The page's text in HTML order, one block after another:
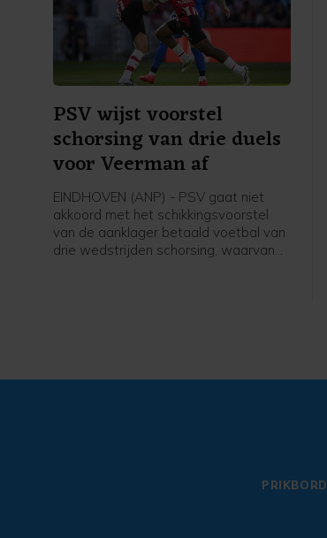
PSV wijst voorstel
schorsing van drie duels
voor Veerman af
EINDHOVEN (ANP) - PSV gaat niet
akkoord met het schikkingsvoorstel
van de aanklager betaald voetbal van
drie wedstrijden schorsing, waarvan
PRIKBORD